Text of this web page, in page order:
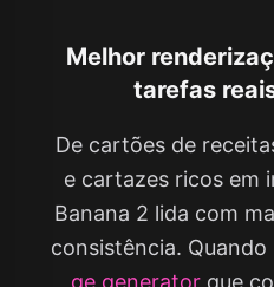
Melhor
tarefas
De cartões de
e cartazes ricos em
Banana 2 lida com
consistência. Quando
ge generatorque